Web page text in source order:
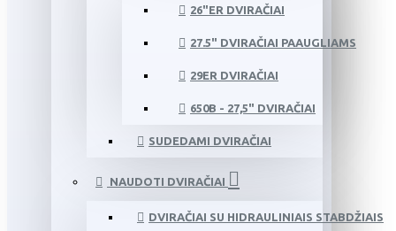
26"ER DVIRAČIAI
27.5" DVIRAČIAI PAAUGLIAMS
29ER DVIRAČIAI
650B - 27,5" DVIRAČIAI
SUDEDAMI DVIRAČIAI
NAUDOTI DVIRAČIAI
DVIRAČIAI SU HIDRAULINIAIS STABDŽIAIS